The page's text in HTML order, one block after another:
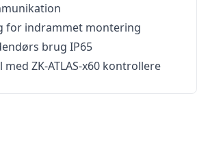
for indrammet montering
brug IP65
ZK-ATLAS-x60 kontrollere